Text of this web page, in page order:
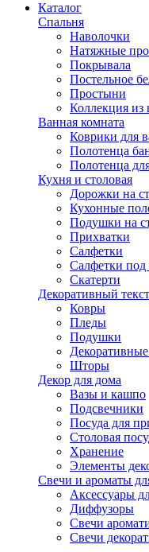
Каталог
Спальня
Наволочки
Натяжные
Покрывала
Постельное
Простыни
Коллекция из
Ванная комната
Коврики для
Полотенца
Полотенца
Кухня и столовая
Дорожки на
Кухонные
Подушки на
Прихватки
Салфетки
Салфетки
Скатерти
Декоративный
Ковры
Пледы
Подушки
Шторы
Декор для дома
Вазы и кашпо
Подсвечники
Посуда для
Столовая
Хранение
Элементы
Свечи и ароматы
Аксессуары
Диффузоры
Свечи
Свечи